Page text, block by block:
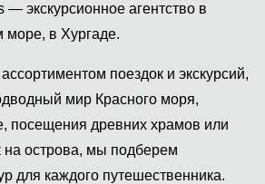
— экскурсионное агентство в
море, в Хургаде.
поездок и экскурсий,
мир Красного моря,
посещения древних храмов или
на острова, мы подберем
для каждого путешественника.